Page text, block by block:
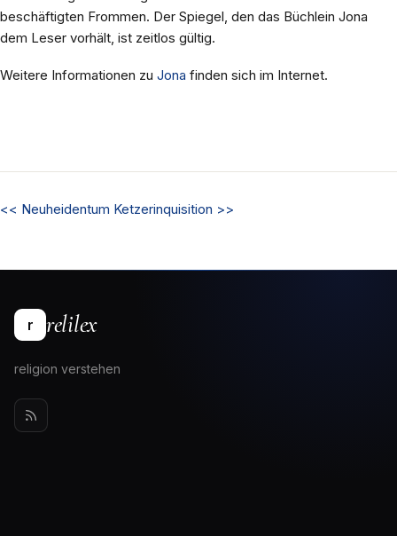
beschäftigten Frommen. Der Spiegel, den das Büchlein Jona
dem Leser vorhält, ist zeitlos gültig.
Weitere Informationen zu Jona finden sich im Internet.
<< Neuheidentum Ketzerinquisition >>
r relilex
religion verstehen